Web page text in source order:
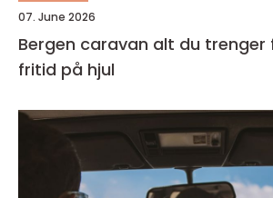
07. June 2026
Bergen caravan alt du trenger for fleksibel
fritid på hjul